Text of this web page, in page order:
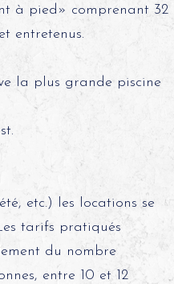
à pied» comprenant 32
entretenus.
la plus grande piscine
etc.) les locations se
tarifs pratiqués
du nombre
entre 10 et 12